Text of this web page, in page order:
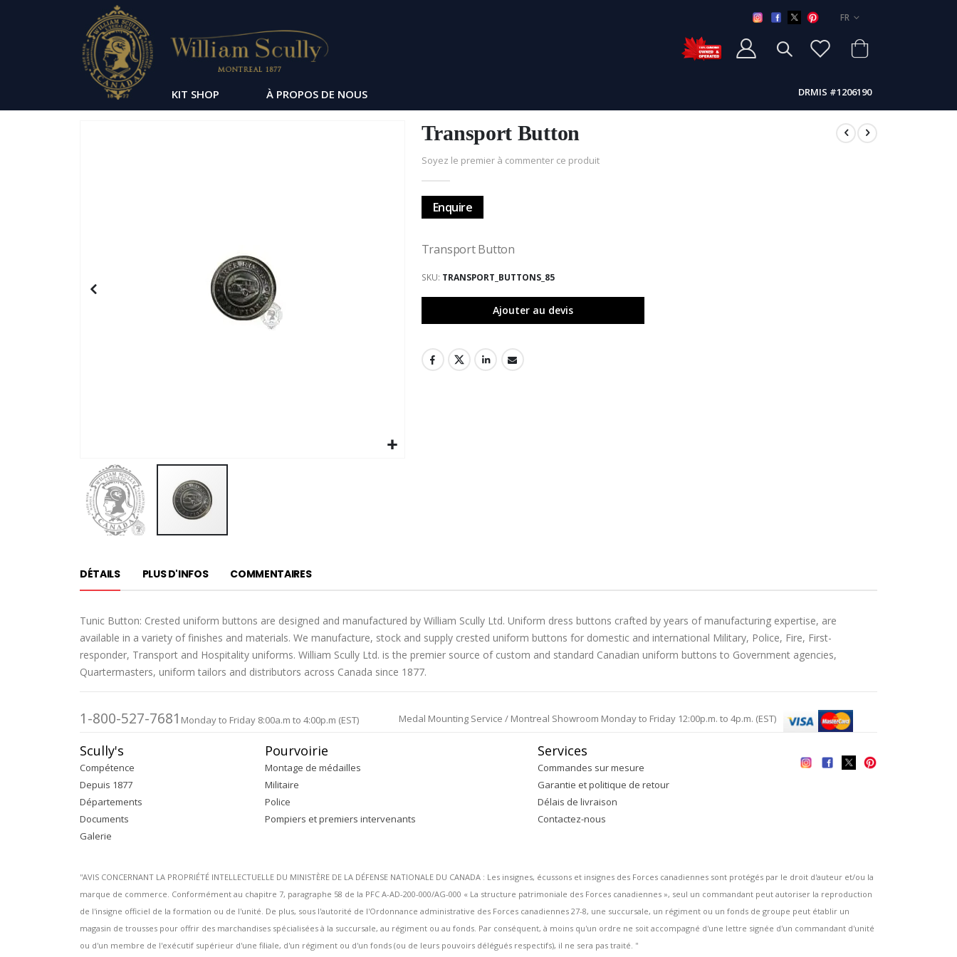
LANGUE
FR
KIT SHOP À PROPOS DE NOUS DRMIS #1206190
début
de
Galerie
d’images
Transport Button
Soyez le premier à commenter ce produit
Enquire
Transport Button
SKU TRANSPORT_BUTTONS_85
Ajouter au devis
DÉTAILS
Tunic Button: Crested uniform buttons are designed and manufactured by William Scully Ltd. Uniform dress buttons crafted by years of manufacturing expertise, are
available in a variety of finishes and materials. We manufacture, stock and supply crested uniform buttons for domestic and international Military, Police, Fire, First-
responder, Transport and Hospitality uniforms. William Scully Ltd. is the premier source of custom and standard Canadian uniform buttons to Government agencies,
Quartermasters, uniform tailors and distributors across Canada since 1877.
PLUS D'INFOS COMMENTAIRES
1-800-527-7681 Monday to Friday 8:00a.m to 4:00p.m (EST) Medal Mounting Service / Montreal Showroom Monday to Friday 12:00p.m. to 4p.m. (EST)
Scully's
Compétence
Depuis 1877
Départements
Documents
Galerie
Pourvoirie
Montage de médailles
Militaire
Police
Pompiers et premiers intervenants
Services
Commandes sur mesure
Garantie et politique de retour
Délais de livraison
Contactez-nous
''AVIS CONCERNANT LA PROPRIÉTÉ INTELLECTUELLE DU MINISTÈRE DE LA DÉFENSE NATIONALE DU CANADA : Les insignes, écussons et insignes des Forces canadiennes sont protégés par le droit d'auteur et/ou la
marque de commerce. Conformément au chapitre 7, paragraphe 58 de la PFC A-AD-200-000/AG-000 « La structure patrimoniale des Forces canadiennes », seul un commandant peut autoriser la reproduction
de l'insigne officiel de la formation ou de l'unité. De plus, sous l'autorité de l'Ordonnance administrative des Forces canadiennes 27-8, une succursale, un régiment ou un fonds de groupe peut établir un
magasin de trousses pour offrir des marchandises spécialisées à la succursale, au régiment ou au fonds. Par conséquent, à moins qu'un ordre ne soit accompagné d'une lettre signée d'un commandant d'unité
ou d'un membre de l'exécutif supérieur d'une filiale, d'un régiment ou d'un fonds (ou de leurs pouvoirs délégués respectifs), il ne sera pas traité. ''